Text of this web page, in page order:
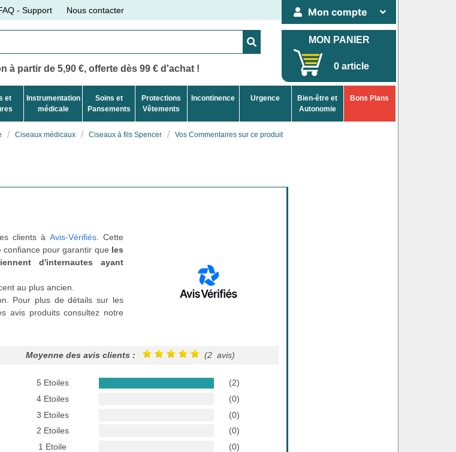
- Support Nous contacter Mon compte
à partir de 5,90 €, offerte dès 99 € d'achat !
MON PANIER
0 article
et
Instrumentation
médicale
Soins et
Pansements
Protections
Vêtements
Incontinence Urgence
Bien-être et
Autonomie
Bons Plans
Ciseaux médicaux Ciseaux à fils Spencer Vos Commentaires sur ce produit
clients à Avis-Vérifiés. Cette
pour garantir que les
d'internautes ayant
au plus ancien.
Pour plus de détails sur les
avis produits consultez notre
Moyenne des avis clients : (2 avis)
5 Etoiles
(2)
4 Etoiles
(0)
3 Etoiles
(0)
2 Etoiles
(0)
1 Etoile
(0)